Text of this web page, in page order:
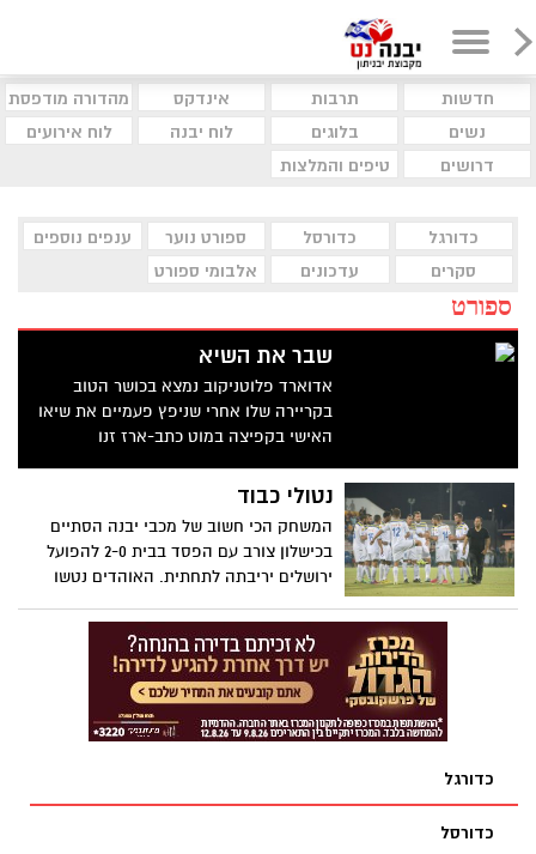
חדשות תרבות אינדקס
מהדורה מודפסת
נשים
בלוגים לוח יבנה
לוח אירועים
דרושים
טיפים והמלצות
כדורגל כדורסל ספורט נוער
ענפים נוספים
סקרים
עדכונים אלבומי ספורט
ספורט
שבר את השיא
אדוארד פלוטניקוב נמצא בכושר הטוב
בקריירה שלו אחרי שניפץ פעמיים את שיאו
האישי בקפיצה במוט כתב-ארז זנו
נטולי כבוד
המשחק הכי חשוב של מכבי יבנה הסתיים
בכישלון צורב עם הפסד בבית 2-0 להפועל
ירושלים יריבתה לתחתית. האוהדים נטשו
כתב-ארז זנו צילום-חסדאי כהן
כדורגל
כדורסל